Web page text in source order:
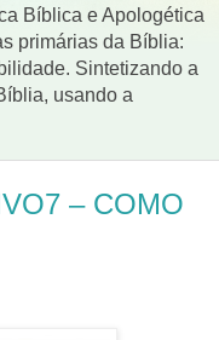
Bíblica e Apologética
primárias da Bíblia:
Sintetizando a
usando a
– COMO